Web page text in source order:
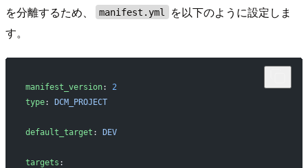
を分離するため、
manifest.yml
を以下のように設定しま
す。
manifest_version: 2
type: DCM_PROJECT
default_target : DEV
targets :